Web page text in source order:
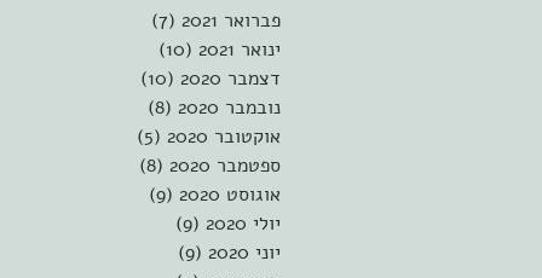
פברואר 2021
(7)
ינואר 2021
(10)
דצמבר 2020
(10)
נובמבר 2020
(8)
אוקטובר 2020
(5)
ספטמבר 2020
(8)
אוגוסט 2020
(9)
יולי 2020
(9)
יוני 2020
(9)